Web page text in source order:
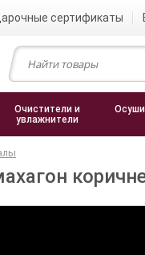
сертификаты
Очистители и
увлажнители